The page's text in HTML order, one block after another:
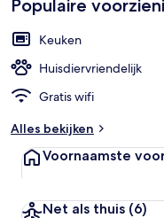
Populaire
Keuken
Huisdiervriendelijk
Gratis wifi
Alles bekijken
Voornaamste
Net als thuis (6)